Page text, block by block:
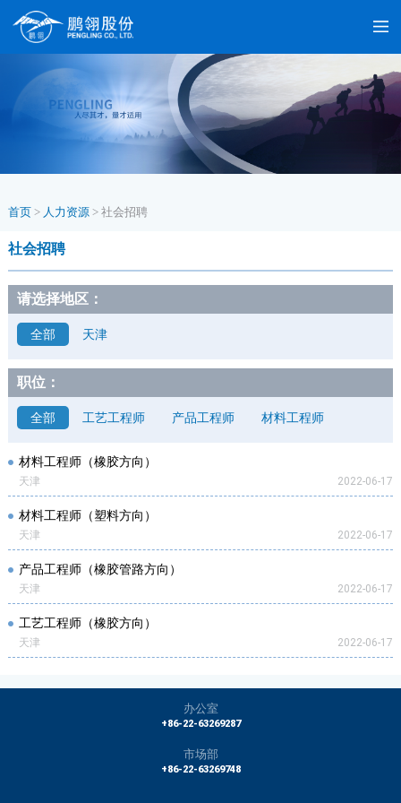
首页> 人力资源> 社会招聘
社会招聘
请选择地区：
全部 天津
职位：
全部 工艺工程师 产品工程师 材料工程师
材料工程师（橡胶方向）
天津 2022-06-17
材料工程师（塑料方向）
天津 2022-06-17
产品工程师（橡胶管路方向）
天津 2022-06-17
工艺工程师（橡胶方向）
天津 2022-06-17
办公室
+86-22-63269287
市场部
+86-22-63269748